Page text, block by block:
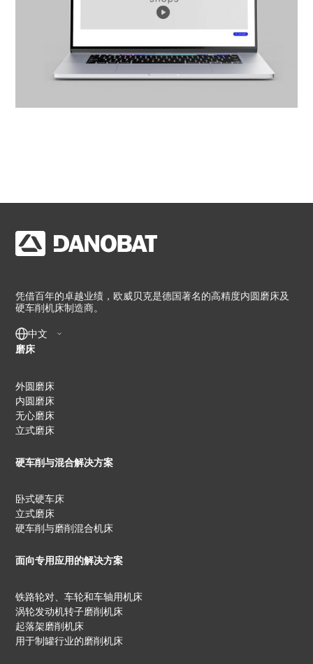
凭借百年的卓越业绩，欧威贝克是德国著名的高精度内圆磨床及
硬车削机床制造商。
中文
Footer
磨床
外圆磨床
内圆磨床
无心磨床
立式磨床
硬车削与混合解决方案
卧式硬车床
立式磨床
硬车削与磨削混合机床
面向专用应用的解决方案
铁路轮对、车轮和车轴用机床
涡轮发动机转子磨削机床
起落架磨削机床
用于制罐行业的磨削机床